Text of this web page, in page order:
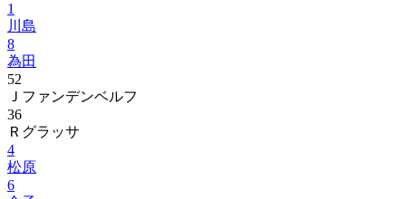
1
川島
8
為田
52
Ｊファンデンベルフ
36
Ｒグラッサ
4
松原
6